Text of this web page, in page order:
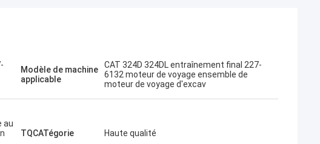
amicaux, livraison
prix. Je veux commander
Modèle de machine
applicable
CAT 324D 324DL entraînement final 227-
6132 moteur de voyage ensemble de
moteur de voyage d'excav
au
TQCATégorie Haute qualité